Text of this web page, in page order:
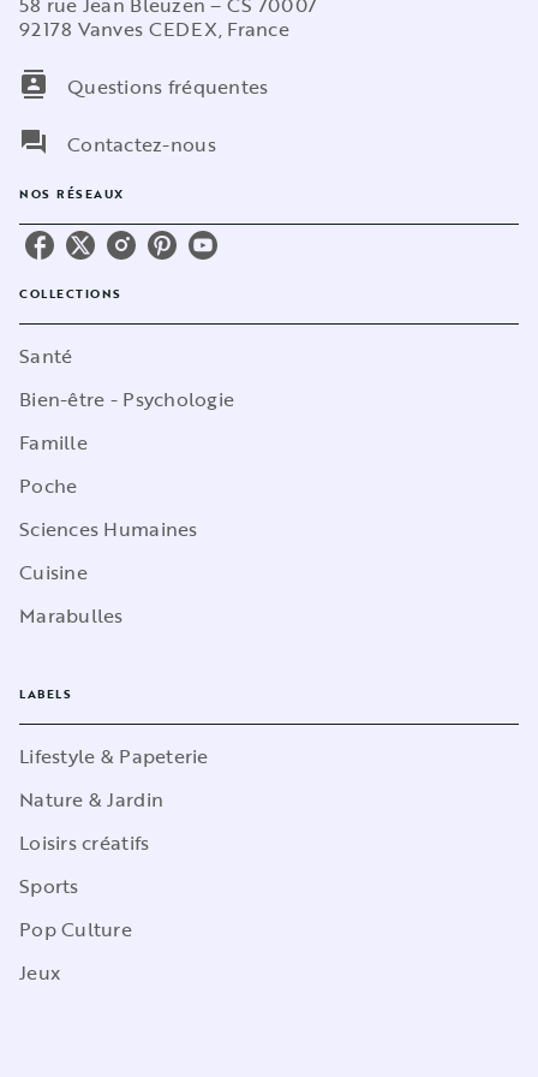
92178 Vanves CEDEX, France
contacts
Questions fréquentes
question_answer
Contactez-nous
NOS RÉSEAUX
COLLECTIONS
Santé
Bien-être - Psychologie
Famille
Poche
Sciences Humaines
Cuisine
Marabulles
LABELS
Lifestyle & Papeterie
Nature & Jardin
Loisirs créatifs
Sports
Pop Culture
Jeux